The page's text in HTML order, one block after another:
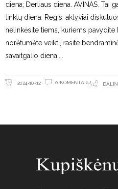
diena; Derliaus diena. AVINAS. Tai
tinklų diena. Regis, aktyviai
nelinkėsite tiems, kuriems pavydite
norėtumėte veikti, rasite
savaitgalio diena,
2024-10-12 0 KOMENTARŲ